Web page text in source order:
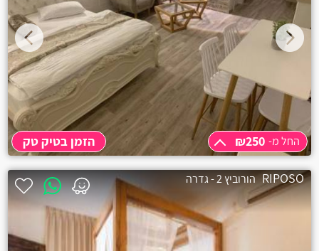
החל מ- ₪250
הזמן בטיק טק החל מ- ₪250
RIPOSO הורוביץ 2 - גדרה